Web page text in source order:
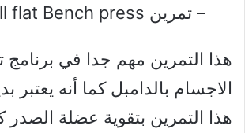
– تمرين dumbbell flat Bench press
هذا التمرين مهم جدا في برنامج
الاجسام بالدامبل كما أنه يعتبر
هذا التمرين بتقوية عضلة